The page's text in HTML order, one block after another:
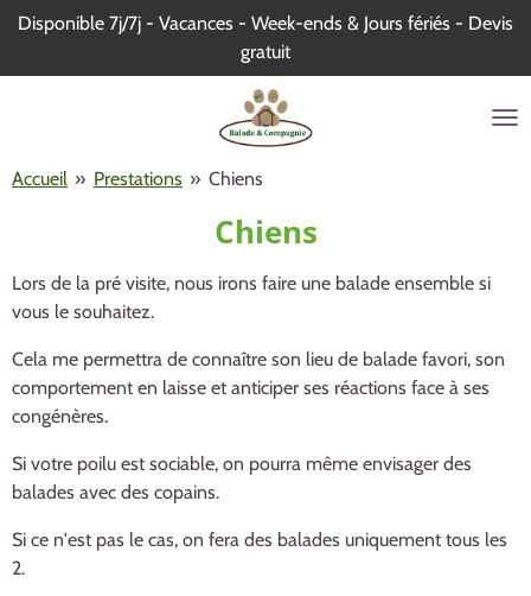
Passer
contenu
Disponible 7j/7j - Vacances - Week-ends & Jours fériés - Devis
gratuit
Accueil » Prestations » Chiens
Chiens
Lors de la pré visite, nous irons faire une balade ensemble si
vous le souhaitez.
Cela me permettra de connaître son lieu de balade favori, son
comportement en laisse et anticiper ses réactions face à ses
congénères.
Si votre poilu est sociable, on pourra même envisager des
balades avec des copains.
Si ce n'est pas le cas, on fera des balades uniquement tous les
2.